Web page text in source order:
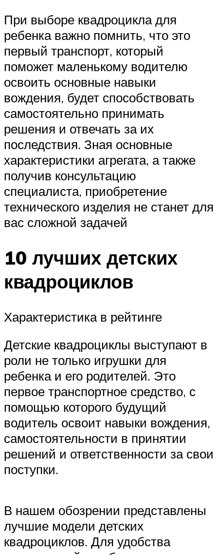
При выборе квадроцикла для
ребенка важно помнить, что это
первый транспорт, который
поможет маленькому водителю
освоить основные навыки
вождения, будет способствовать
самостоятельно принимать
решения и отвечать за их
последствия. Зная основные
характеристики агрегата, а также
получив консультацию
специалиста, приобретение
технического изделия не станет для
вас сложной задачей
10 лучших детских
квадроциклов
Характеристика в рейтинге
Детские квадроциклы выступают в
роли не только игрушки для
ребенка и его родителей. Это
первое транспортное средство, с
помощью которого будущий
водитель освоит навыки вождения,
самостоятельности в принятии
решений и ответственности за свои
поступки.
В нашем обозрении представлены
лучшие модели детских
квадроциклов. Для удобства